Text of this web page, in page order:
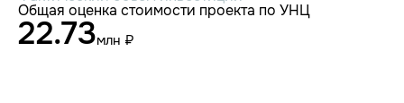
Общая оценка стоимости проекта по УНЦ
22.73млн ₽